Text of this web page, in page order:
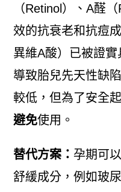
（Retinol）、A醛
效的抗衰老和抗痘
異維A酸）已被證實
導致胎兒先天性缺
較低，但為了安全
避免使用。
替代方案： 孕期可
舒緩成分，例如玻